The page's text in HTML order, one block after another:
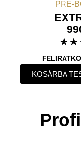
PRE-
★★
KOSÁRBA